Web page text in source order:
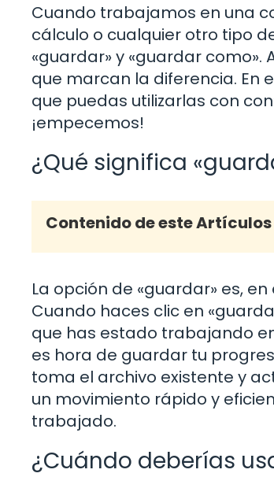
Cuando trabajamos en una
cálculo o cualquier otro tipo
«guardar» y «guardar
que marcan la diferencia. En
que puedas utilizarlas con
¡empecemos!
¿Qué significa
Contenido de este Artículos
La opción de «guardar» es,
Cuando haces clic en
que has estado trabajando
es hora de guardar tu
toma el archivo existente y
un movimiento rápido y
trabajado.
¿Cuándo deberías